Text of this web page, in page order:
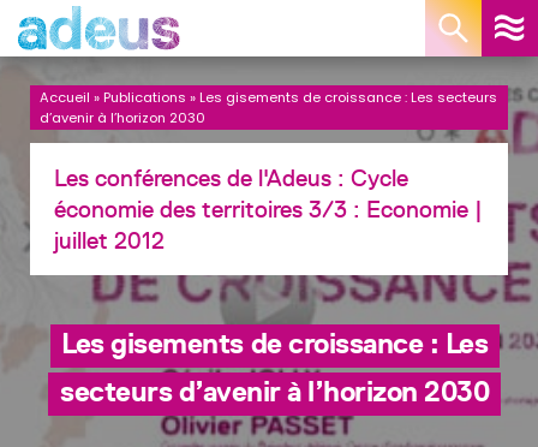
Accueil »Publications »Les gisements de croissance : Les secteurs
d’avenir à l’horizon 2030
Les conférences de l'Adeus : Cycle
économie des territoires 3/3 : Economie |
juillet 2012
Les gisements de croissance : Les
secteurs d’avenir à l’horizon 2030
Panneau de gestion des cookies